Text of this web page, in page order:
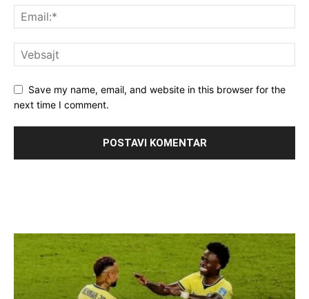
Save my name, email, and website in this browser for the
next time I comment.